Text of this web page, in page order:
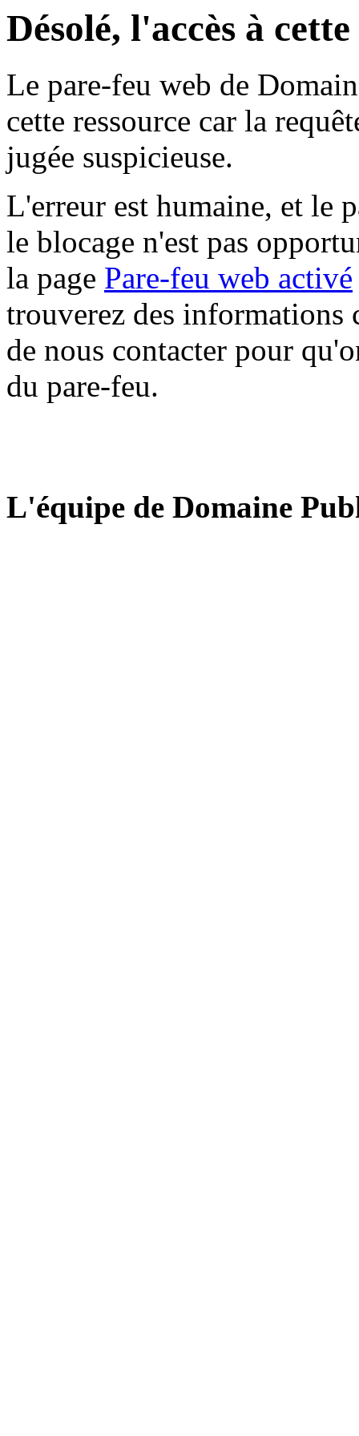
Désolé, l'accès à
Le pare-feu web de
cette ressource car la
jugée suspicieuse.
L'erreur est humaine, et le
le blocage n'est pas
la page Pare-feu web activé
trouverez des informations
de nous contacter pour
du pare-feu.
L'équipe de Domaine